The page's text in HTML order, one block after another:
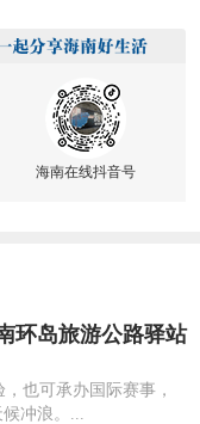
海南在线抖音号
环岛旅游公路驿站
也可承办国际赛事，
冲浪。...